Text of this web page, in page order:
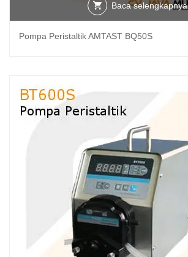
Baca selengkapnya
Pompa Peristaltik AMTAST BQ50S